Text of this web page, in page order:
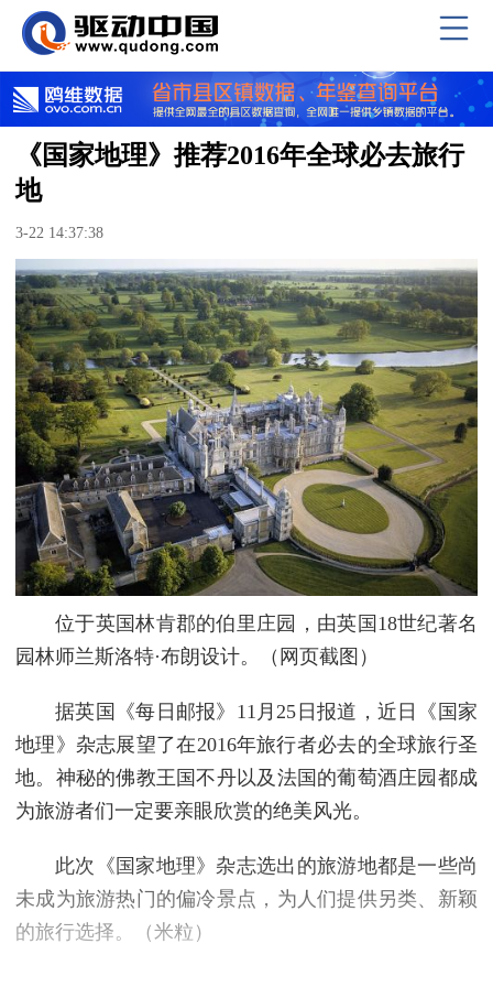
《国家地理》推荐2016年全球必去旅行
地
3-22 14:37:38
位于英国林肯郡的伯里庄园，由英国18世纪著名
园林师兰斯洛特·布朗设计。（网页截图）
据英国《每日邮报》11月25日报道，近日《国家
地理》杂志展望了在2016年旅行者必去的全球旅行圣
地。神秘的佛教王国不丹以及法国的葡萄酒庄园都成
为旅游者们一定要亲眼欣赏的绝美风光。
此次《国家地理》杂志选出的旅游地都是一些尚
未成为旅游热门的偏冷景点，为人们提供另类、新颖
的旅行选择。（米粒）